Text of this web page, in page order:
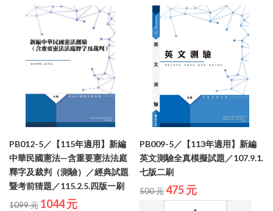
PB012-5／【115年適用】新編
中華民國憲法—含重要憲法法庭
釋字及裁判（測驗）／經典試題
暨考前猜題／115.2.5.四版一刷
1099 元 1044 元
PB009-5／【113年適用】新編
英文測驗全真模擬試題／107.9.1.
七版二刷
500 元475 元